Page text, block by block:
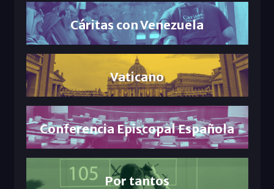
Cáritas con Venezuela
Vaticano
Conferencia Episcopal Española
Por tantos